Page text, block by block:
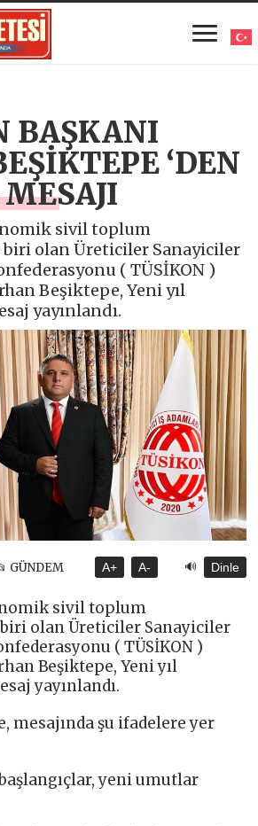
BAŞKANI
‘DEN
sivil toplum
olan Üreticiler Sanayiciler
( TÜSİKON )
Beşiktepe, Yeni yıl
yayınlandı.
GÜNDEM A+ A- 🔊 Dinle
sivil toplum
olan Üreticiler Sanayiciler
( TÜSİKON )
Beşiktepe, Yeni yıl
yayınlandı.
mesajında şu ifadelere yer
yeni umutlar